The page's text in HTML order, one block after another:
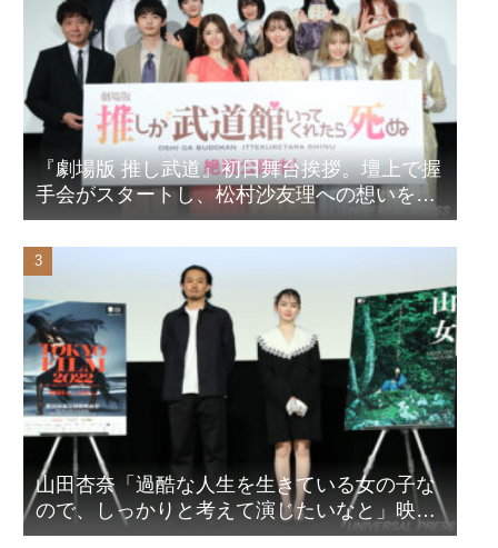
『劇場版 推し武道』初日舞台挨拶。壇上で握
手会がスタートし、松村沙友理への想いをア
ピール！？
山田杏奈「過酷な人生を生きている女の子な
ので、しっかりと考えて演じたいなと」映画
『山女』東京国際映画祭Q&A